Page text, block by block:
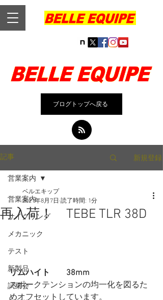
ブログトップへ戻る
記事 新規登録
営業案内
サイクリング
メカニック
テスト
新製品
試乗会
営業案内
再入荷！ TEBE TLR 38D
ベルエキップ
2021年8月7日 読了時間: 1分
リムハイト　　38mm
スポークテンションの均一化を図るた
めオフセットしています。